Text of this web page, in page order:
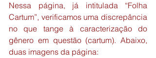
Nessa página, já intitulada “Folha
Cartum”, verificamos uma discrepância
no que tange à caracterização do
gênero em questão (cartum). Abaixo,
duas imagens da página: